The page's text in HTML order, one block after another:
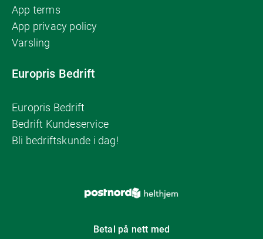
App terms
App privacy policy
Varsling
Europris Bedrift
Europris Bedrift
Bedrift Kundeservice
Bli bedriftskunde i dag!
Betal på nett med